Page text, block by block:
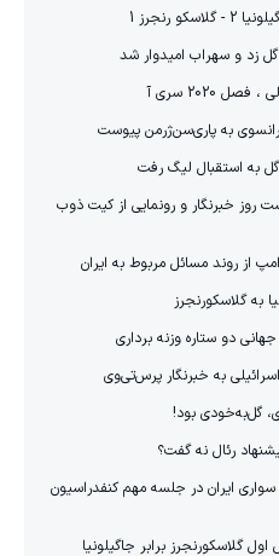
رنجرز 1
زد و سهراب امیدوار شد
2020 سری آ
به پاری‌سن‌ژرمن پیوست
به استقبال لیگ رفت
روز خبرنگار و رونمایی از کیت ذوب
از روند مسائل مربوط به ایران
به گلاسکورنجرز
دو ستاره وزنه برداری
به خبرنگار پرس‌تی‌وی
گل‌به‌خودی بود!
رئال نه گفت؟
ایران در جلسه مهم کنفدراسیون
گلاسکورنجرز برابر جاگیلونیا